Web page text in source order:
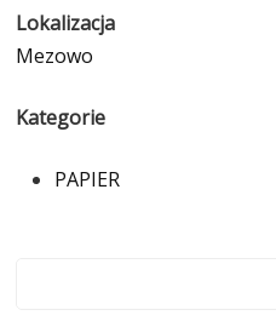
Lokalizacja
Mezowo
Kategorie
PAPIER